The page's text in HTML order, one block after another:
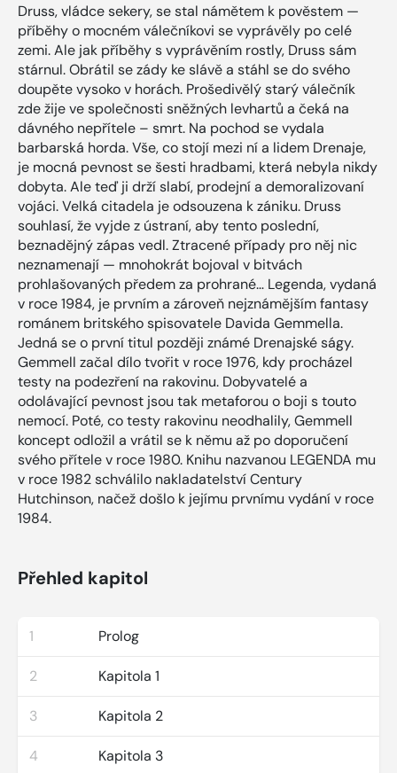
Druss, vládce sekery, se stal námětem k pověstem —
příběhy o mocném válečníkovi se vyprávěly po celé
zemi. Ale jak příběhy s vyprávěním rostly, Druss sám
stárnul. Obrátil se zády ke slávě a stáhl se do svého
doupěte vysoko v horách. Prošedivělý starý válečník
zde žije ve společnosti sněžných levhartů a čeká na
dávného nepřítele – smrt. Na pochod se vydala
barbarská horda. Vše, co stojí mezi ní a lidem Drenaje,
je mocná pevnost se šesti hradbami, která nebyla nikdy
dobyta. Ale teď ji drží slabí, prodejní a demoralizovaní
vojáci. Velká citadela je odsouzena k zániku. Druss
souhlasí, že vyjde z ústraní, aby tento poslední,
beznadějný zápas vedl. Ztracené případy pro něj nic
neznamenají — mnohokrát bojoval v bitvách
prohlašovaných předem za prohrané… Legenda, vydaná
v roce 1984, je prvním a zároveň nejznámějším fantasy
románem britského spisovatele Davida Gemmella.
Jedná se o první titul později známé Drenajské ságy.
Gemmell začal dílo tvořit v roce 1976, kdy procházel
testy na podezření na rakovinu. Dobyvatelé a
odolávající pevnost jsou tak metaforou o boji s touto
nemocí. Poté, co testy rakovinu neodhalily, Gemmell
koncept odložil a vrátil se k němu až po doporučení
svého přítele v roce 1980. Knihu nazvanou LEGENDA mu
v roce 1982 schválilo nakladatelství Century
Hutchinson, načež došlo k jejímu prvnímu vydání v roce
1984.
Přehled kapitol
1 Prolog
2 Kapitola 1
3 Kapitola 2
4 Kapitola 3